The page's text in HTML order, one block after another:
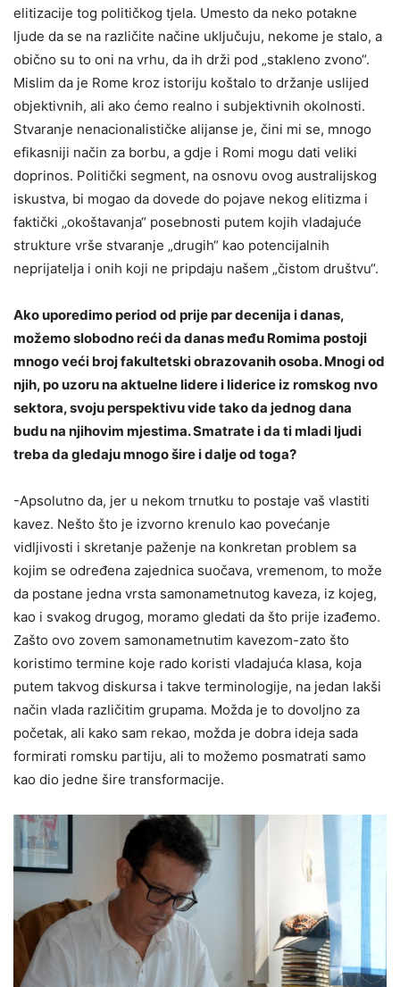
elitizacije tog političkog tjela. Umesto da neko potakne
ljude da se na različite načine uključuju, nekome je stalo, a
obično su to oni na vrhu, da ih drži pod „stakleno zvono“.
Mislim da je Rome kroz istoriju koštalo to držanje uslijed
objektivnih, ali ako ćemo realno i subjektivnih okolnosti.
Stvaranje nenacionalističke alijanse je, čini mi se, mnogo
efikasniji način za borbu, a gdje i Romi mogu dati veliki
doprinos. Politički segment, na osnovu ovog australijskog
iskustva, bi mogao da dovede do pojave nekog elitizma i
faktički „okoštavanja“ posebnosti putem kojih vladajuće
strukture vrše stvaranje „drugih“ kao potencijalnih
neprijatelja i onih koji ne pripdaju našem „čistom društvu“.
Ako uporedimo period od prije par decenija i danas,
možemo slobodno reći da danas među Romima postoji
mnogo veći broj fakultetski obrazovanih osoba. Mnogi od
njih, po uzoru na aktuelne lidere i liderice iz romskog nvo
sektora, svoju perspektivu vide tako da jednog dana
budu na njihovim mjestima. Smatrate i da ti mladi ljudi
treba da gledaju mnogo šire i dalje od toga?
-Apsolutno da, jer u nekom trnutku to postaje vaš vlastiti
kavez. Nešto što je izvorno krenulo kao povećanje
vidljivosti i skretanje paženje na konkretan problem sa
kojim se određena zajednica suočava, vremenom, to može
da postane jedna vrsta samonametnutog kaveza, iz kojeg,
kao i svakog drugog, moramo gledati da što prije izađemo.
Zašto ovo zovem samonametnutim kavezom-zato što
koristimo termine koje rado koristi vladajuća klasa, koja
putem takvog diskursa i takve terminologije, na jedan lakši
način vlada različitim grupama. Možda je to dovoljno za
početak, ali kako sam rekao, možda je dobra ideja sada
formirati romsku partiju, ali to možemo posmatrati samo
kao dio jedne šire transformacije.